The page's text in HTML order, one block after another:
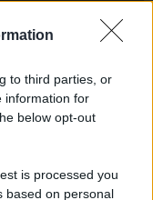
to third parties, or
information for
below opt-out
is processed you
based on personal